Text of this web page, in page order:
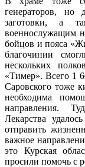
генераторов,
заготовки, а
военнослужащим
бойцов и пояса
благочинии
нескольких
«Тимер». Всего 1
Саровского тоже
необходима
направления.
Лекарства
отправить
важное
это Курская
просили помочь с